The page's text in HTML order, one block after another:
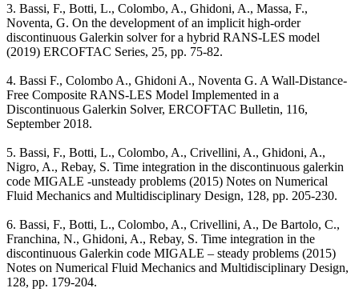
3. Bassi, F., Botti, L., Colombo, A., Ghidoni, A., Massa, F.,
Noventa, G. On the development of an implicit high-order
discontinuous Galerkin solver for a hybrid RANS-LES model
(2019) ERCOFTAC Series, 25, pp. 75-82.
4. Bassi F., Colombo A., Ghidoni A., Noventa G. A Wall-Distance-
Free Composite RANS-LES Model Implemented in a
Discontinuous Galerkin Solver, ERCOFTAC Bulletin, 116,
September 2018.
5. Bassi, F., Botti, L., Colombo, A., Crivellini, A., Ghidoni, A.,
Nigro, A., Rebay, S. Time integration in the discontinuous galerkin
code MIGALE -unsteady problems (2015) Notes on Numerical
Fluid Mechanics and Multidisciplinary Design, 128, pp. 205-230.
6. Bassi, F., Botti, L., Colombo, A., Crivellini, A., De Bartolo, C.,
Franchina, N., Ghidoni, A., Rebay, S. Time integration in the
discontinuous Galerkin code MIGALE – steady problems (2015)
Notes on Numerical Fluid Mechanics and Multidisciplinary Design,
128, pp. 179-204.